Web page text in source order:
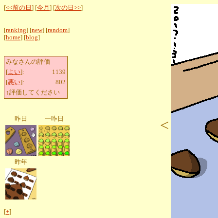
[<<前の日 ] [今月 ] [次の日>>]
[ranking] [new] [random]
[home] [blog]
みなさんの評価
[よい]:
1139
[悪い]:
802
↑評価してください
昨日 一昨日
昨年
[+]
<